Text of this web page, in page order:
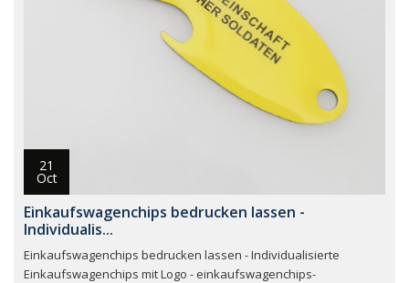
21
Oct
Einkaufswagenchips bedrucken lassen -
Individualis...
Einkaufswagenchips bedrucken lassen - Individualisierte
Einkaufswagenchips mit Logo - einkaufswagenchips-